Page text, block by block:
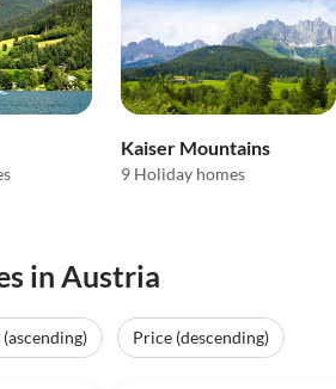
Kaiser Mountains
9 Holiday homes
in Austria
Price (descending)
Top-Listing